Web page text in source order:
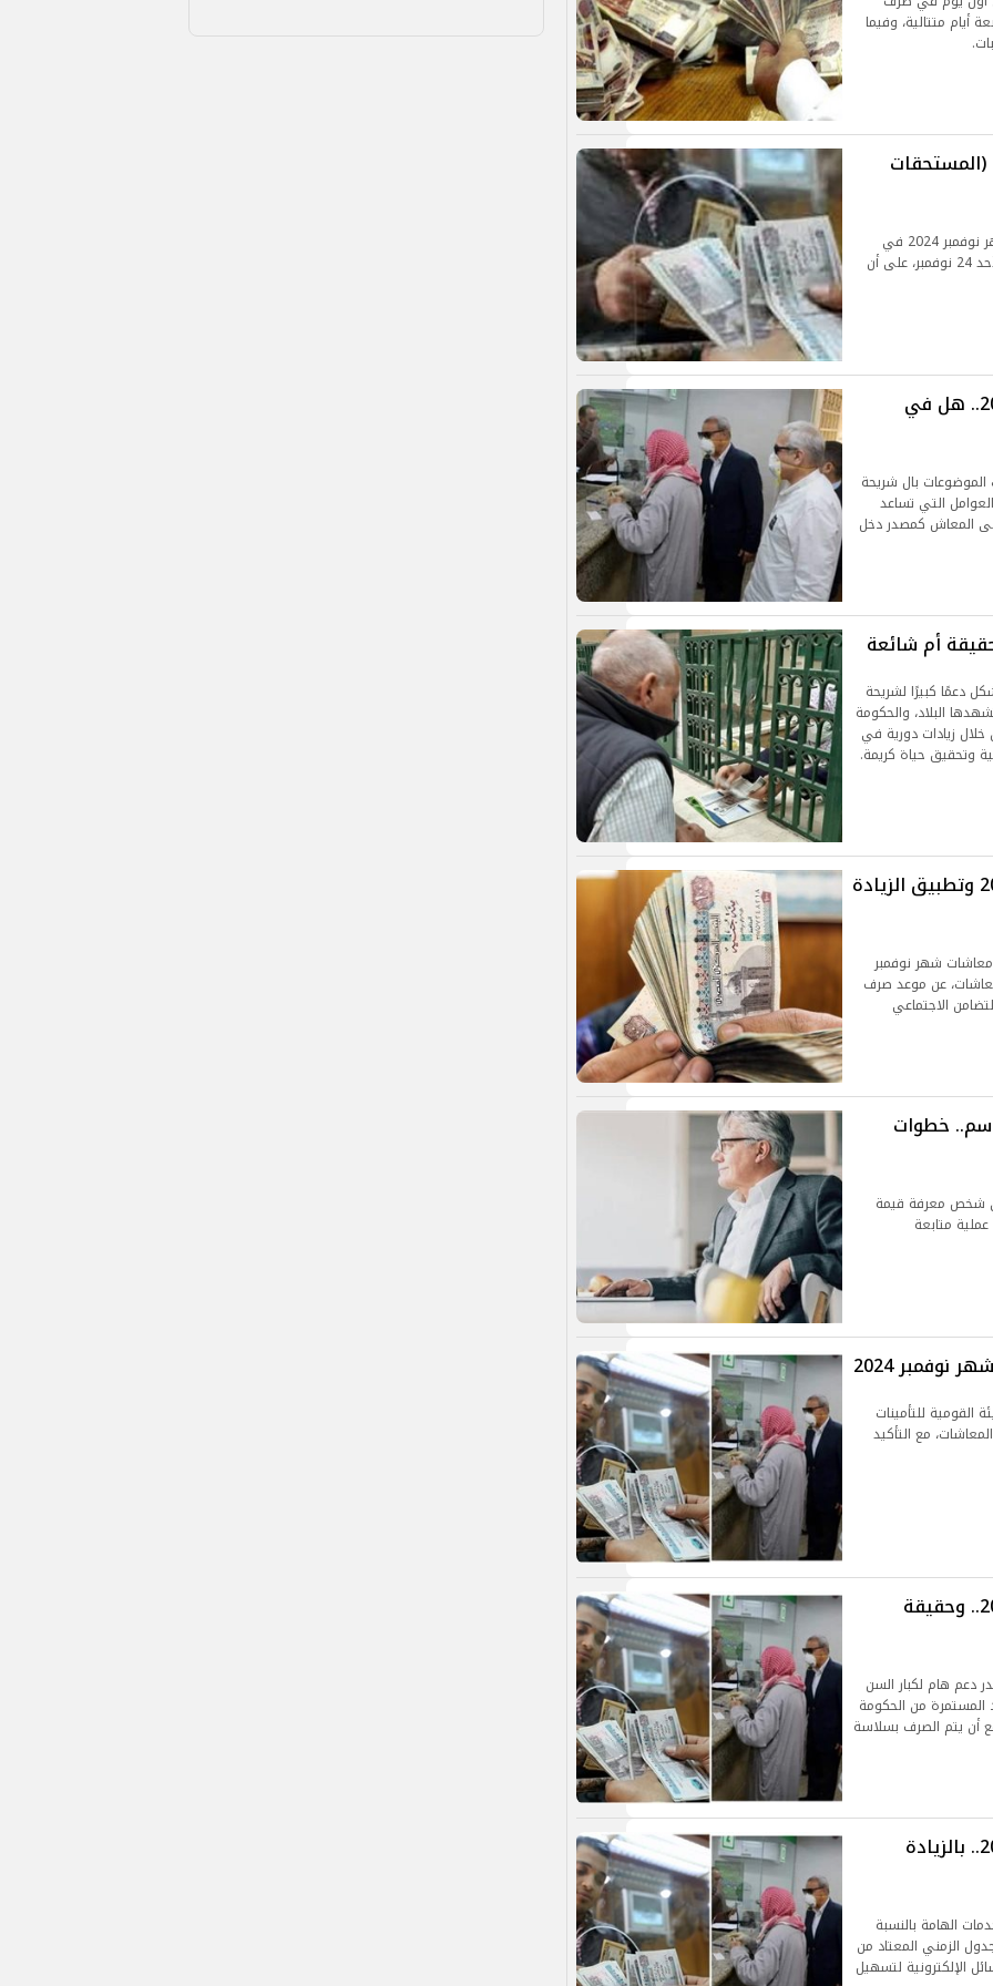
أربعة أيام متتالية، وفيما
موعد صرف مرتبات شهر نوفمبر 2024 (المستحقات
من المقرر أن تبدأ وزارة المالية في صرف مرتبات شهر نوفمبر 2024 في
البنوك العاملة في القطاع المصرفياعتبارًا من يوم الأحد 24 نوفمبر، على أن
موعد صرف معاشات شهر نوفمبر 2024.. هل في
2024.. تشغل تلك الموضوعات بال شريحة
التي تساعد
المعاش كمصدر دخل
تلك الخدمات تشكل دعمًا كبيرًا لشريحة
البلاد، والحكومة
زيادات دورية في
وتحقيق حياة كريمة.
موعد صرف معاشات شهر نوفمبر 2024 وتطبيق الزيادة
شهر نوفمبر
عن موعد صرف
خطوات
شخص معرفة قيمة
متابعة
2024
2024.. تعمل الهيئة القومية للتأمينات
مع التأكيد
موعد صرف معاشات شهر نوفمبر 2024.. وحقيقة
2024.. تشكل مصدر دعم هام لكبار السن
المستمرة من الحكومة
أن يتم الصرف بسلاسة
موعد صرف معاشات شهر نوفمبر 2024.. بالزيادة
2024..يعد من الخدمات الهامة بالنسبة
الزمني المعتاد من
الإلكترونية لتسهيل